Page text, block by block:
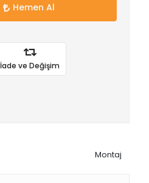
Hemen Al
İade ve Değişim
Montaj